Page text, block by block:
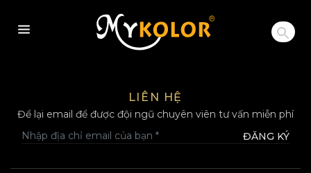
MYKOLOR
LIÊN HỆ
Để lại email để được đội ngũ chuyên viên tư vấn miễn phí
ĐĂNG KÝ